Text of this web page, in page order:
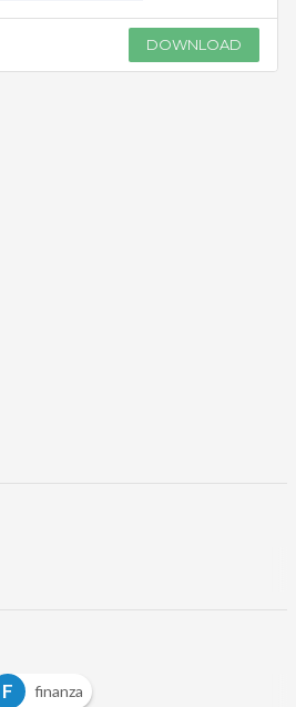
DOWNLOAD
F finanza